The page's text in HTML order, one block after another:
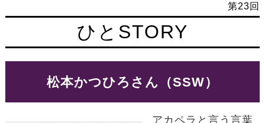
第23回
ひとSTORY
松本かつひろさん（SSW）
アカペラと言う言葉